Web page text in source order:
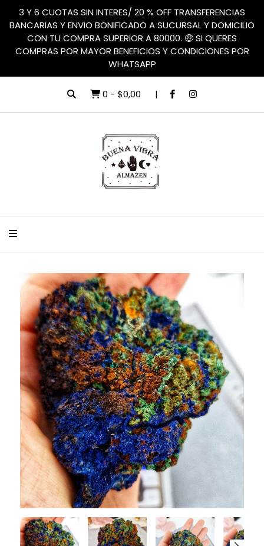
3 Y 6 CUOTAS SIN INTERES/ 20 % OFF TRANSFERENCIAS
BANCARIAS Y ENVIO BONIFICADO A SUCURSAL Y DOMICILIO
CON TU COMPRA SUPERIOR A 80000. 🤑 SI QUERES
COMPRAS POR MAYOR BENEFICIOS Y CONDICIONES POR
WHATSAPP
0 - $0,00